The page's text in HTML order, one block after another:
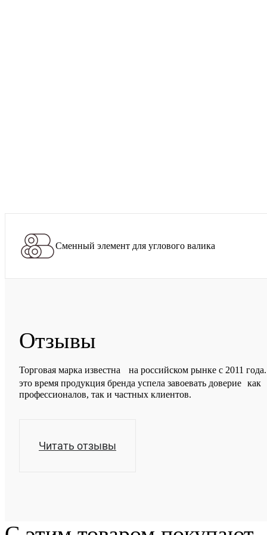
Сменный элемент для углового валика
Отзывы
Торговая марка известна на российском рынке с 2011
это время продукция бренда успела завоевать доверие как
профессионалов, так и частных клиентов.
Читать отзывы